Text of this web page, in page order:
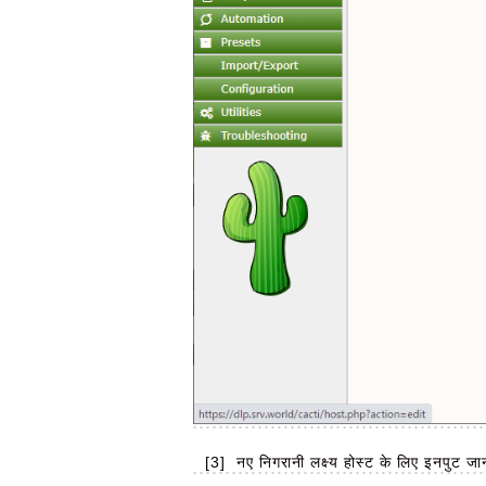
[3] नए निगरानी लक्ष्य होस्ट के लिए इनपुट